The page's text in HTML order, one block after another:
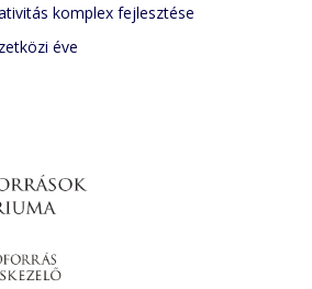
komplex fejlesztése
éve